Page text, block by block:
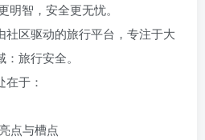
明智，安全更无忧。
社区驱动的旅行平台，专注于大
旅行安全。
于：
点与槽点